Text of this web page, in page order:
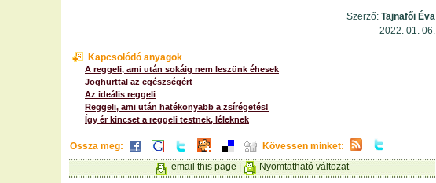
Szerző: Tajnafői Éva
2022. 01. 06.
Kapcsolódó anyagok
A reggeli, ami után sokáig nem leszünk éhesek
Joghurttal az egészségért
Az ideális reggeli
Reggeli, ami után hatékonyabb a zsírégetés!
Így ér kincset a reggeli testnek, léleknek
Ossza meg:
Kövessen minket:
email this page
Nyomtatható változat